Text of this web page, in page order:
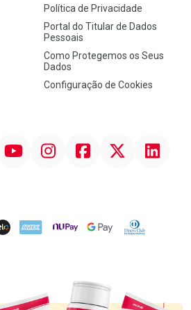
Política de Privacidade
Portal do Titular de Dados
Pessoais
Como Protegemos os Seus
Dados
Configuração de Cookies
InstagramFacebook Linkedin
AMEX NuPay Google PayDiners Club